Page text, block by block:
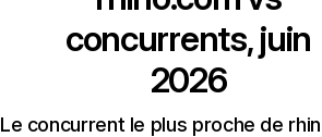
concurrents, juin
2026
Le concurrent le plus proche de